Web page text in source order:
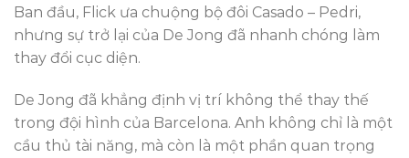
Ban đầu, Flick ưa chuộng bộ đôi Casado – Pedri,
nhưng sự trở lại của De Jong đã nhanh chóng làm
thay đổi cục diện.
De Jong đã khẳng định vị trí không thể thay thế
trong đội hình của Barcelona. Anh không chỉ là một
cầu thủ tài năng, mà còn là một phần quan trọng